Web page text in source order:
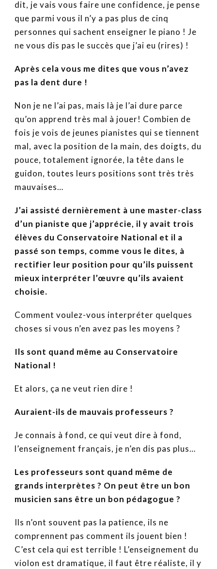
dit, je vais vous faire une confidence, je pense
que parmi vous il n’y a pas plus de cinq
personnes qui sachent enseigner le piano ! Je
ne vous dis pas le succès que j’ai eu (rires) !
Après cela vous me dites que vous n’avez
pas la dent dure !
Non je ne l’ai pas, mais là je l’ai dure parce
qu’on apprend très mal à jouer! Combien de
fois je vois de jeunes pianistes qui se tiennent
mal, avec la position de la main, des doigts, du
pouce, totalement ignorée, la tête dans le
guidon, toutes leurs positions sont très très
mauvaises…
J’ai assisté dernièrement à une master-class
d’un pianiste que j’apprécie, il y avait trois
élèves du Conservatoire National et il a
passé son temps, comme vous le dites, à
rectifier leur position pour qu’ils puissent
mieux interpréter l’œuvre qu’ils avaient
choisie.
Comment voulez-vous interpréter quelques
choses si vous n’en avez pas les moyens ?
Ils sont quand même au Conservatoire
National !
Et alors, ça ne veut rien dire !
Auraient-ils de mauvais professeurs ?
Je connais à fond, ce qui veut dire à fond,
l’enseignement français, je n’en dis pas plus…
Les professeurs sont quand même de
grands interprètes ? On peut être un bon
musicien sans être un bon pédagogue ?
Ils n’ont souvent pas la patience, ils ne
comprennent pas comment ils jouent bien !
C’est cela qui est terrible ! L’enseignement du
violon est dramatique, il faut être réaliste, il y